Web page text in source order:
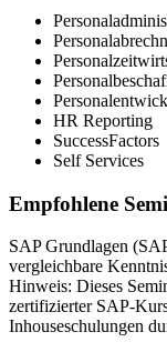
HR Reporting
SuccessFactors
Self Services
Empfohlene
SAP Grundlagen
vergleichbare
Hinweis: Dieses
zertifizierter SAP-
Inhouseschulungen